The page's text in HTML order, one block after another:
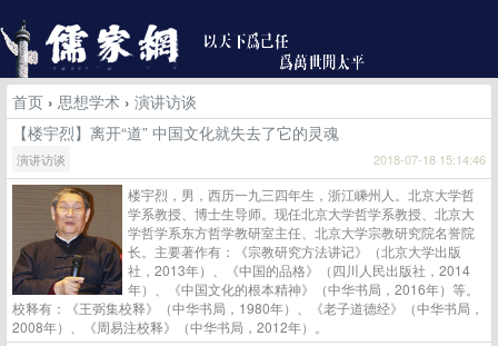
首页 › 思想学术 › 演讲访谈
【楼宇烈】离开“道” 中国文化就失去了它的灵魂
演讲访谈 2018-07-18 15:14:46
楼宇烈，男，西历一九三四年生，浙江嵊州人。北京大学哲
学系教授、博士生导师。现任北京大学哲学系教授、北京大
学哲学系东方哲学教研室主任、北京大学宗教研究院名誉院
长。主要著作有：《宗教研究方法讲记》（北京大学出版
社，2013年）、《中国的品格》（四川人民出版社，2014
年）、《中国文化的根本精神》（中华书局，2016年）等。
校释有：《王弼集校释》（中华书局，1980年）、《老子道德经》（中华书局，
2008年）、《周易注校释》（中华书局，2012年）。